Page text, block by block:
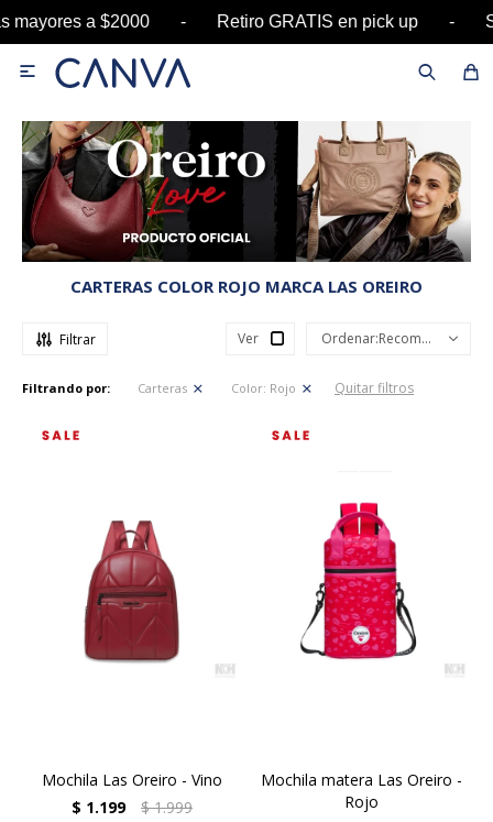
mayores a $2000 - Retiro GRATIS en pick up -

CARTERAS COLOR ROJO MARCA LAS OREIRO
Ver Recomendados
Filtrando por: Carteras Color: Rojo Quitar filtros
Mochila Las Oreiro - Vino
$ 1.199 $ 1.999
Mochila matera Las Oreiro -
Rojo